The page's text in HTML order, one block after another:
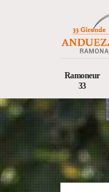
Ramoneur
33